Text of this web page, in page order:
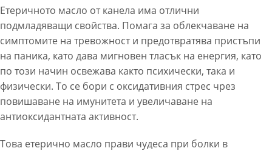
Етеричното масло от канела има отлични
подмладяващи свойства. Помага за облекчаване на
симптомите на тревожност и предотвратява пристъпи
на паника, като дава мигновен тласък на енергия, като
по този начин освежава както психически, така и
физически. То се бори с оксидативния стрес чрез
повишаване на имунитета и увеличаване на
антиоксидантната активност.
Това етерично масло прави чудеса при болки в